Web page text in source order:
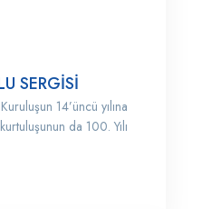
SERGİSİ
14’üncü yılına
da 100. Yılı